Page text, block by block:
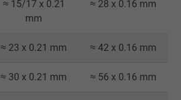
≈ 15/17 x 0.21
mm
≈ 28 x 0.16 mm
≈ 23 x 0.21 mm ≈ 42 x 0.16 mm
≈ 30 x 0.21 mm ≈ 56 x 0.16 mm